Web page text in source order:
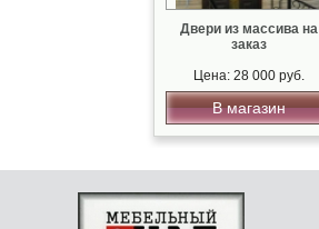
Двери из массива на
заказ
Цена: 28 000 руб.
В магазин